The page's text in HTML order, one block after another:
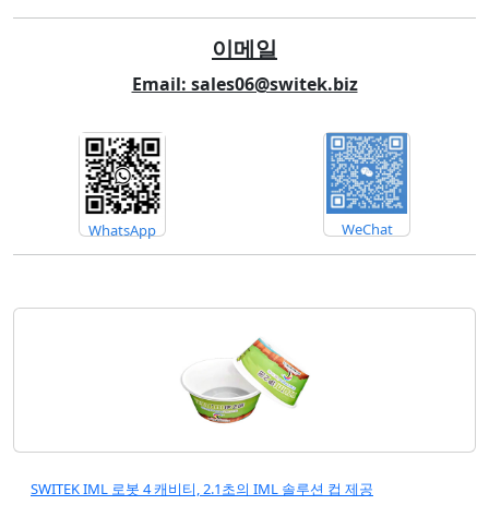
이메일
Email: sales06@switek.biz
WhatsApp WeChat
SWITEK IML 로봇 4 캐비티, 2.1초의 IML 솔루션 컵 제공